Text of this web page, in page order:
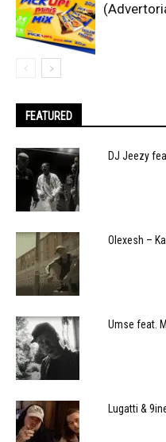
FEATURED
DJ Jeezy
Olexesh –
Umse feat.
Lugatti &